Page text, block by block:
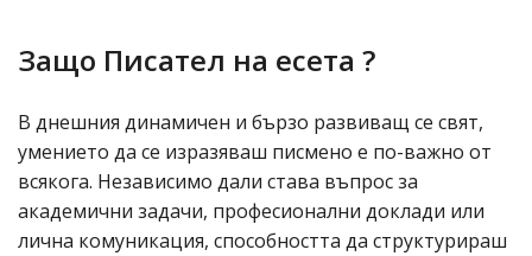
Защо Писател на есета ?
В днешния динамичен и бързо развиващ се свят,
умението да се изразяваш писмено е по-важно от
всякога. Независимо дали става въпрос за
академични задачи, професионални доклади или
лична комуникация, способността да структурираш